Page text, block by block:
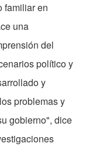
familiar en
una
del
político y
y
problemas y
gobierno", dice